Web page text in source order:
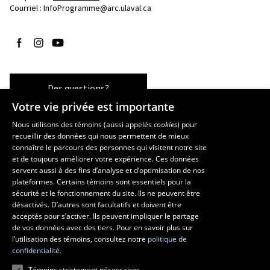
Courriel : InfoProgramme@arc.ulaval.ca
Suivez-nous sur Facebook
Suivez-nous sur Instagram
Suivez-nous sur YouTube
Des questions?
Les écoles et la recherche
École d’art
École supérieure d’aménagement du territoire et de développement
régional
École de design
Centre de recherche en aménagement et développement
Votre vie privée est importante
Nous utilisons des témoins (aussi appeléscookies) pour
recueillir des données qui nous permettent de mieux
connaître le parcours des personnes qui visitent notre site
et de toujours améliorer votre expérience. Ces données
servent aussi à des fins d’analyse et d’optimisation de nos
plateformes. Certains témoins sont essentiels pour la
sécurité et le fonctionnement du site. Ils ne peuvent être
désactivés. D’autres sont facultatifs et doivent être
acceptés pour s’activer. Ils peuvent impliquer le partage
de vos données avec des tiers. Pour en savoir plus sur
l’utilisation des témoins, consultez notre politique de
confidentialité.